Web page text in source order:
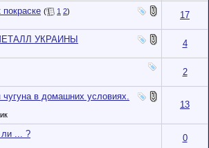
покраске ( 1 2)
17
УКРАИНЫ 4
2
чугуна в домашних условиях.
13
... ? 0